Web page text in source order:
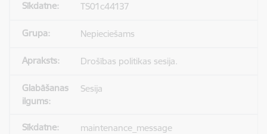
TS01c44137
Nepieciešams
Drošības politikas sesija.
Sesija
maintenance_message